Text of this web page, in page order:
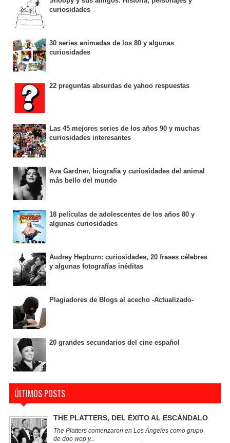
curiosidades
30 series animadas de los 80 y algunas
curiosidades
22 preguntas absurdas de yahoo respuestas
Las 45 mejores series de los años 90 y muchas
curiosidades interesantes
Ava Gardner, biografía y curiosidades del animal
más bello del mundo
18 películas de adolescentes de los años 80 y
algunas curiosidades
Audrey Hepburn: curiosidades, 20 frases célebres
y algunas fotografías inéditas
Plagiadores de Blogs al acecho -Actualizado-
20 grandes secundarios del cine español
ÚLTIMOS POSTS
THE PLATTERS, DEL ÉXITO AL ESCÁNDALO
The Platters comenzaron en Los Ángeles como grupo
de doo wop y...